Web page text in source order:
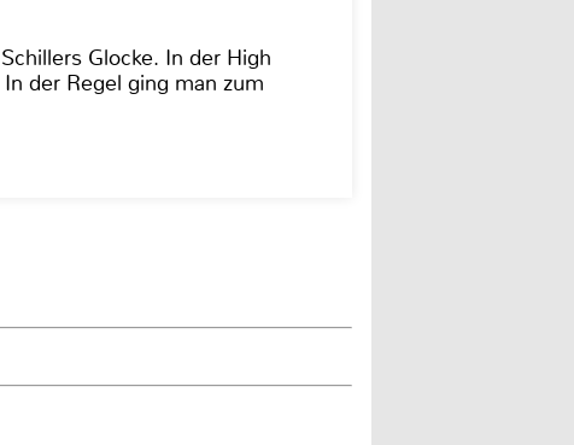
Glocke. In der High
der Regel ging man zum